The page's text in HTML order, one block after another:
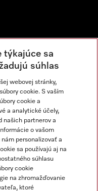
týkajúce sa
súhlas
webovej stránky,
cookie. S vaším
cookie a
a analytické účely,
našich partnerov a
o vašom
personalizovať a
sa používajú aj na
súhlasu
cookie
na zhromažďovanie
ktoré